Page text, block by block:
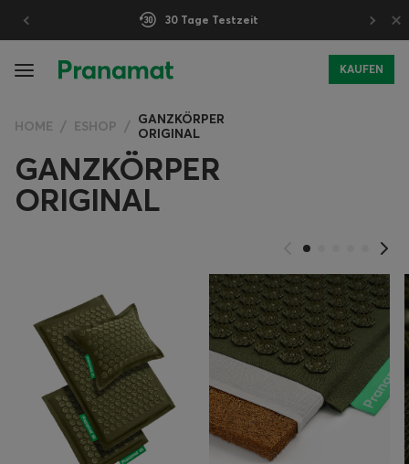
30 Tage Testzeit ×
KAUFEN
HOME ESHOP
GANZKÖRPER
ORIGINAL
GANZKÖRPER
ORIGINAL